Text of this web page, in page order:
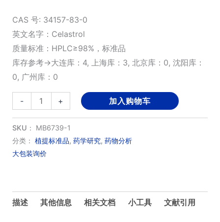
CAS 号: 34157-83-0
英文名字：Celastrol
质量标准：HPLC≥98%，标准品
库存参考→大连库：4, 上海库：3, 北京库：0, 沈阳库：
0, 广州库：0
-
公
藤
红
素
品)
+ 加入购物车
SKU： MB6739-1
分类： 植提标准品, 药学研究, 药物分析
大包装询价
描述 其他信息 相关文档 小工具 文献引用